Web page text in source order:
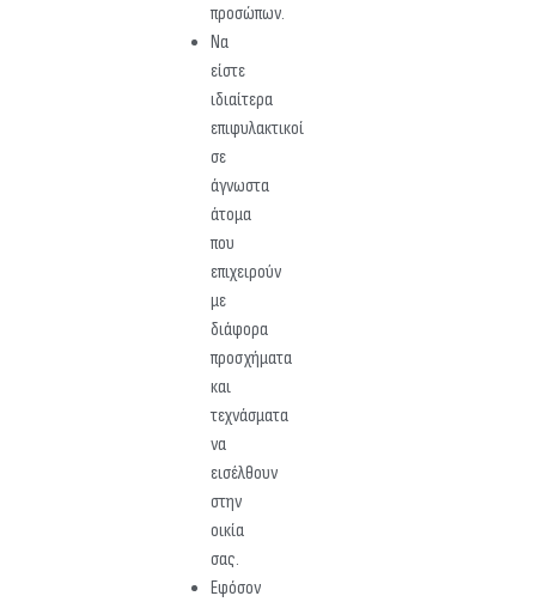
προσώπων.
Να
είστε
ιδιαίτερα
επιφυλακτικοί
σε
άγνωστα
άτομα
που
επιχειρούν
με
διάφορα
προσχήματα
και
τεχνάσματα
να
εισέλθουν
στην
οικία
σας.
Εφόσον